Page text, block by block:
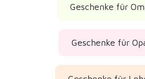
Geschenke für
Geschenke für